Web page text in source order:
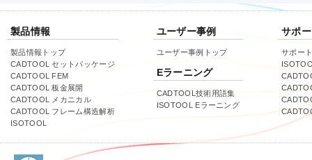
製品情報
製品情報トップ
CADTOOL セットパッケージ
CADTOOL FEM
CADTOOL 板金展開
CADTOOL メカニカル
CADTOOL フレーム構造解析
ISOTOOL
ユーザー事例
ユーザー事例トップ
Eラーニング
CADTOOL技術用語集
ISOTOOL Eラーニング
サポ
サポー